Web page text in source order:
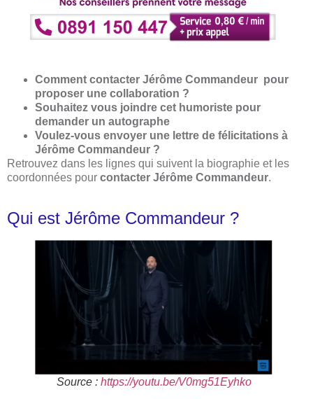
Comment contacter Jérôme Commandeur pour
proposer une collaboration ?
Souhaitez vous joindre cet humoriste pour
demander un autographe
Voulez-vous envoyer une lettre de félicitations à
Jérôme Commandeur ?
Retrouvez dans les lignes qui suivent la biographie et les
coordonnées pour contacter Jérôme Commandeur.
Qui est Jérôme Commandeur ?
Source : https://youtu.be/V0mg51Eyhko